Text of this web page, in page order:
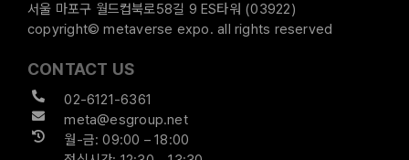
서울 마포구 월드컵북로58길 9 ES타워 (03922)
copyright© metaverse expo. all rights reserved
CONTACT US
02-6121-6361
meta@esgroup.net
월-금: 09:00 – 18:00